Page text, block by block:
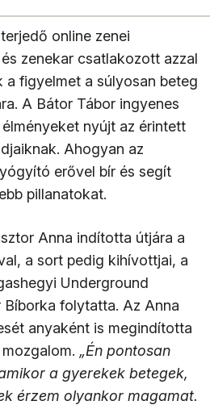
online zenei
zenekar csatlakozott azzal
a figyelmet a súlyosan beteg
A Bátor Tábor ingyenes
nyújt az érintett
Ahogyan az
erővel bír és segít
pillanatokat.
Anna indította útjára a
a sort pedig kihívottjai, a
Underground
folytatta. Az Anna
anyaként is megindította
„Én pontosan
a gyerekek betegek,
érzem olyankor magamat.